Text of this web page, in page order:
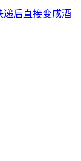
递后直接变成酒